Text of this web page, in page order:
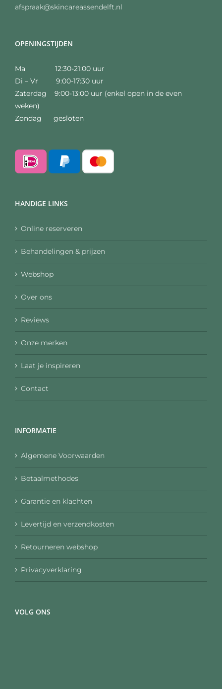
afspraak@skincareassendelft.nl
OPENINGSTIJDEN
Ma 12:30-21:00 uur
Di – Vr 9:00-17:30 uur
Zaterdag 9:00-13:00 uur (enkel open in de even
weken)
Zondag gesloten
HANDIGE LINKS
Online reserveren
Behandelingen & prijzen
Webshop
Over ons
Reviews
Onze merken
Laat je inspireren
Contact
INFORMATIE
Algemene Voorwaarden
Betaalmethodes
Garantie en klachten
Levertijd en verzendkosten
Retourneren webshop
Privacyverklaring
VOLG ONS